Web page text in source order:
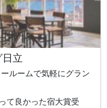
立
ルームで気軽にグラン
て良かった宿大賞受